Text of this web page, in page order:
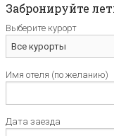
Забронируйте
Выберите курорт
Имя отеля (по желанию)
Дата заезда